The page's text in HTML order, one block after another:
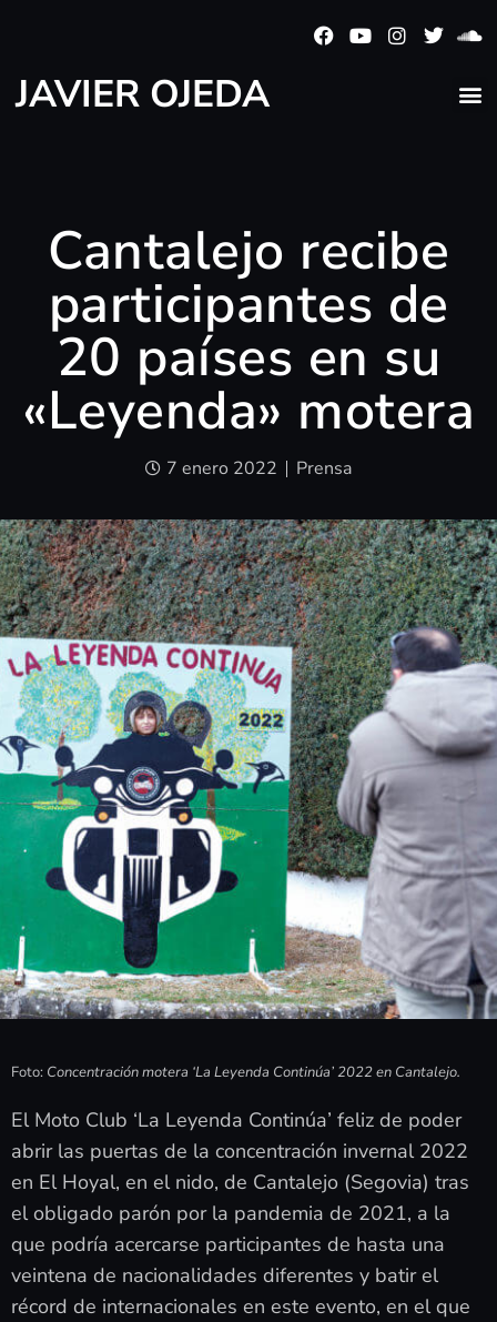
JAVIER OJEDA
Cantalejo recibe
participantes de
20 países en su
«Leyenda» motera
7 enero 2022 Prensa
Foto: Concentración motera ‘La Leyenda Continúa’ 2022 en Cantalejo.
El Moto Club ‘La Leyenda Continúa’ feliz de poder
abrir las puertas de la concentración invernal 2022
en El Hoyal, en el nido, de Cantalejo (Segovia) tras
el obligado parón por la pandemia de 2021, a la
que podría acercarse participantes de hasta una
veintena de nacionalidades diferentes y batir el
récord de internacionales en este evento, en el que